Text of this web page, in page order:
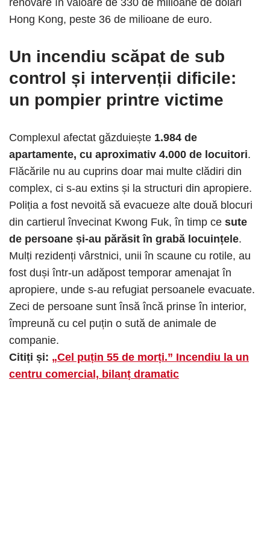
Hong Kong, peste 36 de milioane de euro.
Un incendiu scăpat de sub
control și intervenții dificile:
un pompier printre victime
Complexul afectat găzduiește 1.984 de
apartamente, cu aproximativ 4.000 de locuitori.
Flăcările nu au cuprins doar mai multe clădiri din
complex, ci s-au extins și la structuri din apropiere.
Poliția a fost nevoită să evacueze alte două blocuri
din cartierul învecinat Kwong Fuk, în timp ce sute
de persoane și-au părăsit în grabă locuințele.
Mulți rezidenți vârstnici, unii în scaune cu rotile, au
fost duși într-un adăpost temporar amenajat în
apropiere, unde s-au refugiat persoanele evacuate.
Zeci de persoane sunt însă încă prinse în interior,
împreună cu cel puțin o sută de animale de
companie.
Citiți și: „Cel puțin 55 de morți.” Incendiu la un
centru comercial, bilanț dramatic